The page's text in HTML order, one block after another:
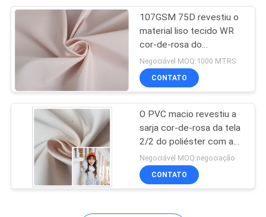
Tela Cationic
29
Tela de estiramento
23
107GSM 75D revestiu o
material liso tecido WR
cor-de-rosa do
revestimento da jaqueta
da memória da tela do
poliéster
Negociável MOQ:1000 MTRS
CONTATO
O PVC macio revestiu a
sarja cor-de-rosa da tela
2/2 do poliéster com a
preservação excelente
da forma
Negociável MOQ:negociação
CONTATO